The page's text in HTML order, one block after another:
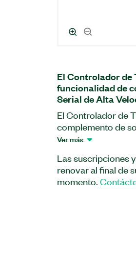
El Controlador de
funcionalidad de
Serial de Alta
El Controlador de
complemento de
FlexRIO para
correspondiente
Número(s) de parte:
Ver más
Las suscripciones
renovar al final de
momento.